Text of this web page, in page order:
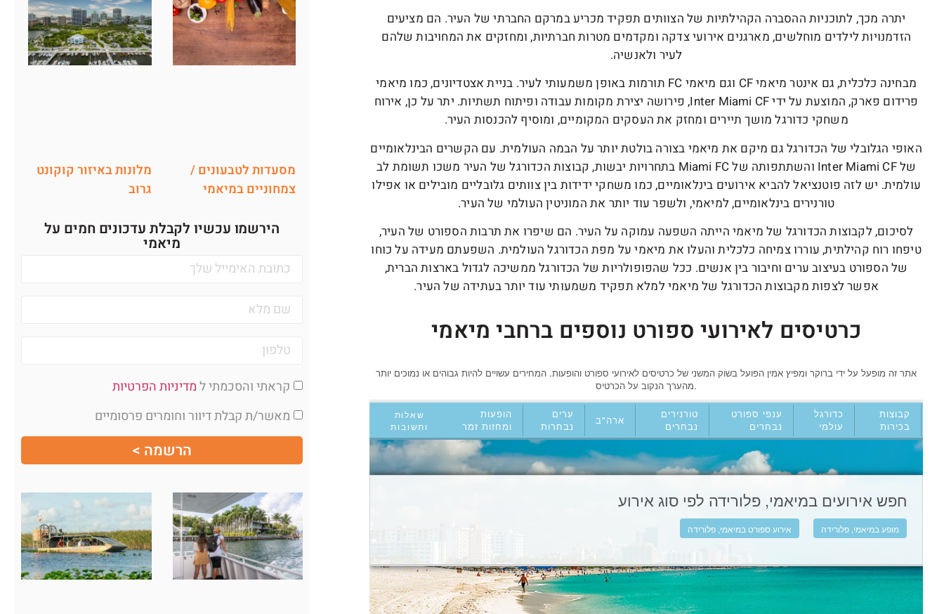
יתרה מכך, לתוכניות ההסברה הקהילתיות של הצוותים תפקיד מכריע במרקם החברתי של העיר. הם מציעים
הזדמנויות לילדים מוחלשים, מארגנים אירועי צדקה ומקדמים מטרות חברתיות, ומחזקים את המחויבות שלהם
לעיר ולאנשיה.
מבחינה כלכלית, גם אינטר מיאמי CF וגם מיאמי FC תורמות באופן משמעותי לעיר. בניית אצטדיונים, כמו מיאמי
פרידום פארק, המוצעת על ידי Inter Miami CF, פירושה יצירת מקומות עבודה ופיתוח תשתיות. יתר על כן, אירוח
משחקי כדורגל מושך תיירים ומחזק את העסקים המקומיים, ומוסיף להכנסות העיר.
האופי הגלובלי של הכדורגל גם מיקם את מיאמי בצורה בולטת יותר על הבמה העולמית. עם הקשרים הבינלאומיים
של Inter Miami CF והשתתפותה של Miami FC בתחרויות יבשות, קבוצות הכדורגל של העיר משכו תשומת לב
עולמית. יש לזה פוטנציאל להביא אירועים בינלאומיים, כמו משחקי ידידות בין צוותים גלובליים מובילים או אפילו
טורנירים בינלאומיים, למיאמי, ולשפר עוד יותר את המוניטין העולמי של העיר.
לסיכום, לקבוצות הכדורגל של מיאמי הייתה השפעה עמוקה על העיר. הם שיפרו את תרבות הספורט של העיר,
טיפחו רוח קהילתית, עוררו צמיחה כלכלית והעלו את מיאמי על מפת הכדורגל העולמית. השפעתם מעידה על כוחו
של הספורט בעיצוב ערים וחיבור בין אנשים. ככל שהפופולריות של הכדורגל ממשיכה לגדול בארצות הברית,
אפשר לצפות מקבוצות הכדורגל של מיאמי למלא תפקיד משמעותי עוד יותר בעתידה של העיר.
כרטיסים לאירועי ספורט נוספים ברחבי מיאמי
מסעדות לטבעונים /
צמחוניים במיאמי
מלונות באיזור קוקונט
גרוב
הירשמו עכשיו לקבלת עדכונים חמים על
מיאמי
קראתי והסכמתי למדיניות הפרטיות
מאשר/ת קבלת דיוור וחומרים פרסומיים
הרשמה >